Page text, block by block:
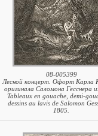
08-005399
Лесной концерт. Офорт Карла
оригинала Саломона Гесснера
Tableaux en gouache, demi-
dessins au lavis de Salomon
1805.